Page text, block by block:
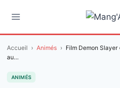
contenu
Accueil › Animés › Film Demon Slayer
au…
ANIMÉS